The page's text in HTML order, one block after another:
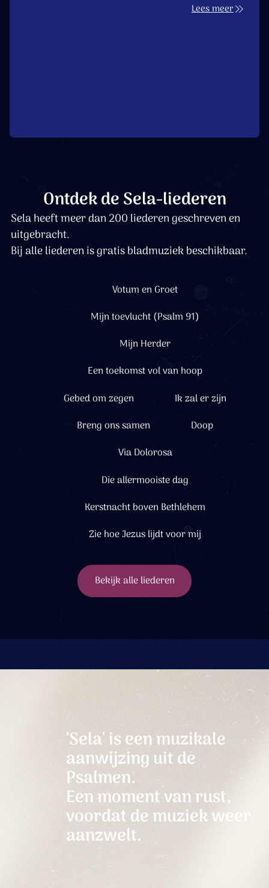
Lees meer
Ontdek de Sela-liederen
Sela heeft meer dan 200 liederen geschreven en
uitgebracht.
Bij alle liederen is gratis bladmuziek beschikbaar.
Votum en Groet
Mijn toevlucht (Psalm 91)
Mijn Herder
Een toekomst vol van hoop
Gebed om zegen
Ik zal er zijn
Breng ons samen
Doop
Via Dolorosa
Die allermooiste dag
Kerstnacht boven Bethlehem
Zie hoe Jezus lijdt voor mij
Bekijk alle liederen
'Sela' is een muzikale
aanwijzing uit de
Psalmen.
Een moment van rust,
voordat de muziek weer
aanzwelt.